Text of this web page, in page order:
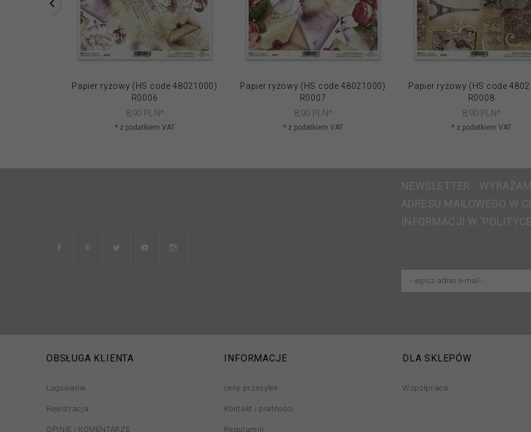
Papier ryżowy (HS code 48021000)
R0006
8,90 PLN*
* z podatkiem VAT
Papier ryżowy (HS code 48021000)
R0007
8,90 PLN*
* z podatkiem VAT
Papier ryżowy (HS code
R0008
8,90 PLN*
* z podatkiem VAT
NEWSLETTER -
ADRESU MAILOWEGO W
INFORMACJI W
OBSŁUGA KLIENTA
Logowanie
Rejestracja
OPINIE i KOMENTARZE
INFORMACJE
ceny przesyłek
Kontakt i płatności
Regulamin
DLA SKLEPÓW
Współpraca